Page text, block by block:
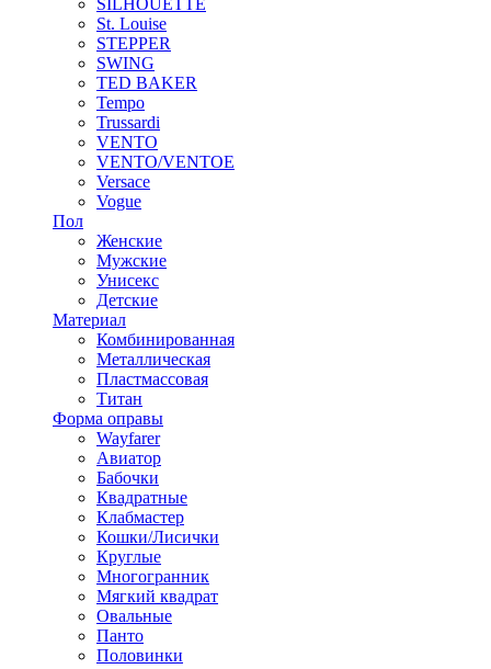
St. Louise
STEPPER
SWING
TED BAKER
Tempo
Trussardi
VENTO
VENTO/VENTOE
Versace
Vogue
Пол
Женские
Мужские
Унисекс
Детские
Материал
Комбинированная
Металлическая
Пластмассовая
Титан
Форма оправы
Wayfarer
Авиатор
Бабочки
Квадратные
Клабмастер
Кошки/Лисички
Круглые
Многогранник
Мягкий квадрат
Овальные
Панто
Половинки